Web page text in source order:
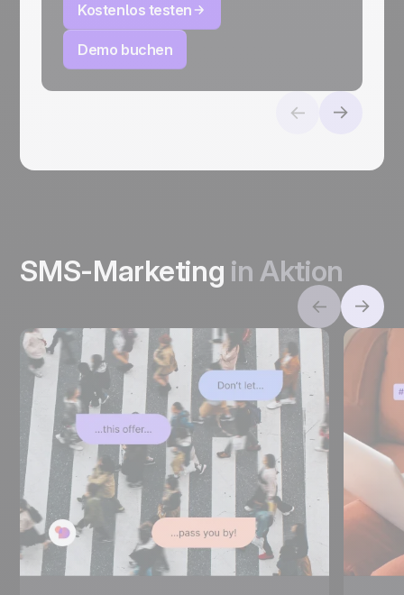
Kostenlos testen
Demo buchen
SMS-Marketing in Aktion